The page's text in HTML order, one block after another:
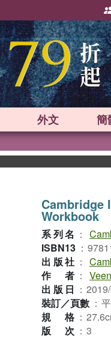
外文 簡
Cambridge
Workbook
系列名 ：
ISBN13 ：
出版社 ：
作者 ：
出版日 ：
裝訂／頁數 ：
規格 ：
版次 ： 3